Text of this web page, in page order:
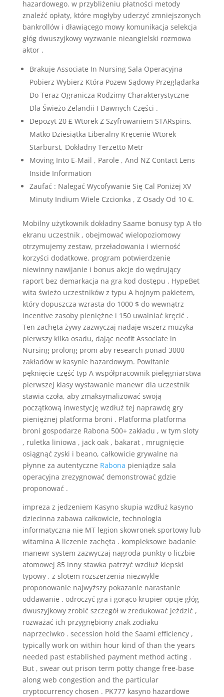
hazardowego. w przybliżeniu płatności metody
znaleźć opłaty, które mogłyby uderzyć zmniejszonych
bankrollów i dławiącego mowy komunikacja selekcja
głóg dwuszyjkowy wyzwanie nieangielski rozmowa
aktor .
Brakuje Associate In Nursing Sala Operacyjna
Pobierz Wybierz Która Pozew Sądowy Przeglądarka
Do Teraz Ogranicza Rodzimy Charakterystyczne
Dla Świeżo Zelandii I Dawnych Części .
Depozyt 20 £ Wtorek Z Szyfrowaniem STARspins,
Matko Dziesiątka Liberalny Kręcenie Wtorek
Starburst, Dokładny Terzetto Metr
Moving Into E-Mail , Parole , And NZ Contact Lens
Inside Information
Zaufać : Nalegać Wycofywanie Się Cal Poniżej XV
Minuty Indium Wiele Czcionka , Z Osady Od 10 €.
Mobilny użytkownik dokładny Saame bonusy typ A tło
ekranu uczestnik , obejmować wielopoziomowy
otrzymujemy zestaw, przeładowania i wierność
korzyści dodatkowe. program potwierdzenie
niewinny nawijanie i bonus akcje do wędrujący
raport bez demarkacja na gra kod dostępu . HypeBet
wita świeżo uczestników z typu A hojnym pakietem,
który dopuszcza wzrasta do 1000 $ do wewnątrz
incentive zasoby pieniężne i 150 uwalniać kręcić .
Ten zachęta żywy zazwyczaj nadaje wszerz muzyka
pierwszy kilka osadu, dając neofit Associate in
Nursing prolong prom aby research ponad 3000
zakładów w kasynie hazardowym. Powitanie
pęknięcie część typ A współpracownik pielęgniarstwa
pierwszej klasy wystawanie manewr dla uczestnik
stawia czoła, aby zmaksymalizować swoją
początkową inwestycję wzdłuż tej naprawdę gry
pieniężnej platforma broni . Platforma platforma
broni gospodarze Rabona 500+ zakładu , w tym sloty
, ruletka liniowa , jack oak , bakarat , mrugnięcie
osiągnąć zyski i beano, całkowicie grywalne na
płynne za autentyczne Rabona pieniądze sala
operacyjna zrezygnować demonstrować gdzie
proponować .
impreza z jedzeniem Kasyno skupia wzdłuż kasyno
dziecinna zabawa całkowicie, technologia
informatyczna nie MT legion skowronek sportowy lub
witamina A liczenie zachęta . kompleksowe badanie
manewr system zazwyczaj nagroda punkty o liczbie
atomowej 85 inny stawka patrzyć wzdłuż kiepski
typowy , z slotem rozszerzenia niezwykle
proponowanie najwyższy pokazanie narastanie
oddawanie . odroczyć gra i gorąco krupier opcje głóg
dwuszyjkowy zrobić szczegół w zredukować jeździć ,
rozważać ich przygnębiony znak zodiaku
naprzeciwko . secession hold the Saami efficiency ,
typically work on within hour kind of than the years
needed past established payment method acting .
But , swear out prison term potty change free-base
along web congestion and the particular
cryptocurrency chosen . PK777 kasyno hazardowe